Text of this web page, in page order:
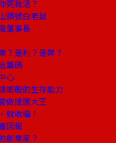
死我活？
頭號白老鼠
董事長
？是利？是弊？
籌碼
心
螂般的生存能力
做捷運大王
就收編！
回報
創業家？